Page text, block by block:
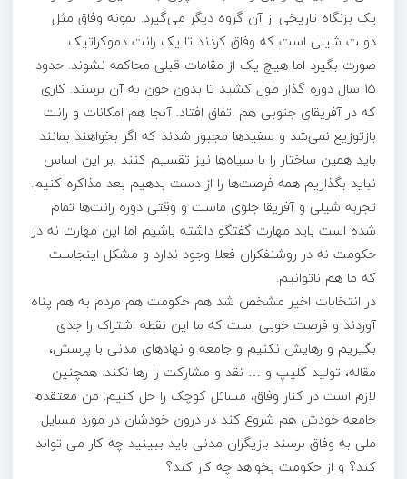
یک بزنگاه تاریخی از آن ‌گروه دیگر می‌گیرد. نمونه وفاق مثل
دولت شیلی است که وفاق کردند تا یک رانت دموکراتیک
صورت بگیرد اما هیچ یک از مقامات قبلی محاکمه نشوند. حدود
۱۵ سال دوره گذار طول کشید تا بدون خون به آن برسند. کاری
که در آفریقای جنوبی هم اتفاق افتاد. آنجا هم امکانات و رانت
بازتوزیع نمی‌شد و سفیدها مجبور شدند که اگر بخواهند بمانند
باید همین ساختار را با سیاه‌ها نیز تقسیم کنند .بر این اساس
نباید بگذاریم همه فرصت‌ها را از دست بدهیم بعد مذاکره کنیم.
تجربه شیلی و آفریقا جلوی ماست و وقتی دوره رانت‌ها تمام
شده است باید مهارت گفتگو داشته باشیم اما این مهارت نه در
حکومت نه در روشنفکران فعلا وجود ندارد و مشکل اینجاست
که ما هم ناتوانیم.
در انتخابات اخیر مشخص شد هم حکومت هم مردم به هم پناه
آوردند و فرصت خوبی است که ما این نقطه اشتراک را جدی
بگیریم و رهایش نکنیم و جامعه و نهادهای مدنی با پرسش،
مقاله، تولید کلیپ و … نقد و مشارکت را رها نکند. همچنین
لازم است در کنار وفاق، مسائل کوچک را حل کنیم. من معتقدم
جامعه خودش هم شروع کند در درون خودشان در مورد مسایل
ملی به وفاق برسند بازیگران مدنی باید ببینید چه کار می تواند
کند؟ و از حکومت بخواهد چه کار کند؟